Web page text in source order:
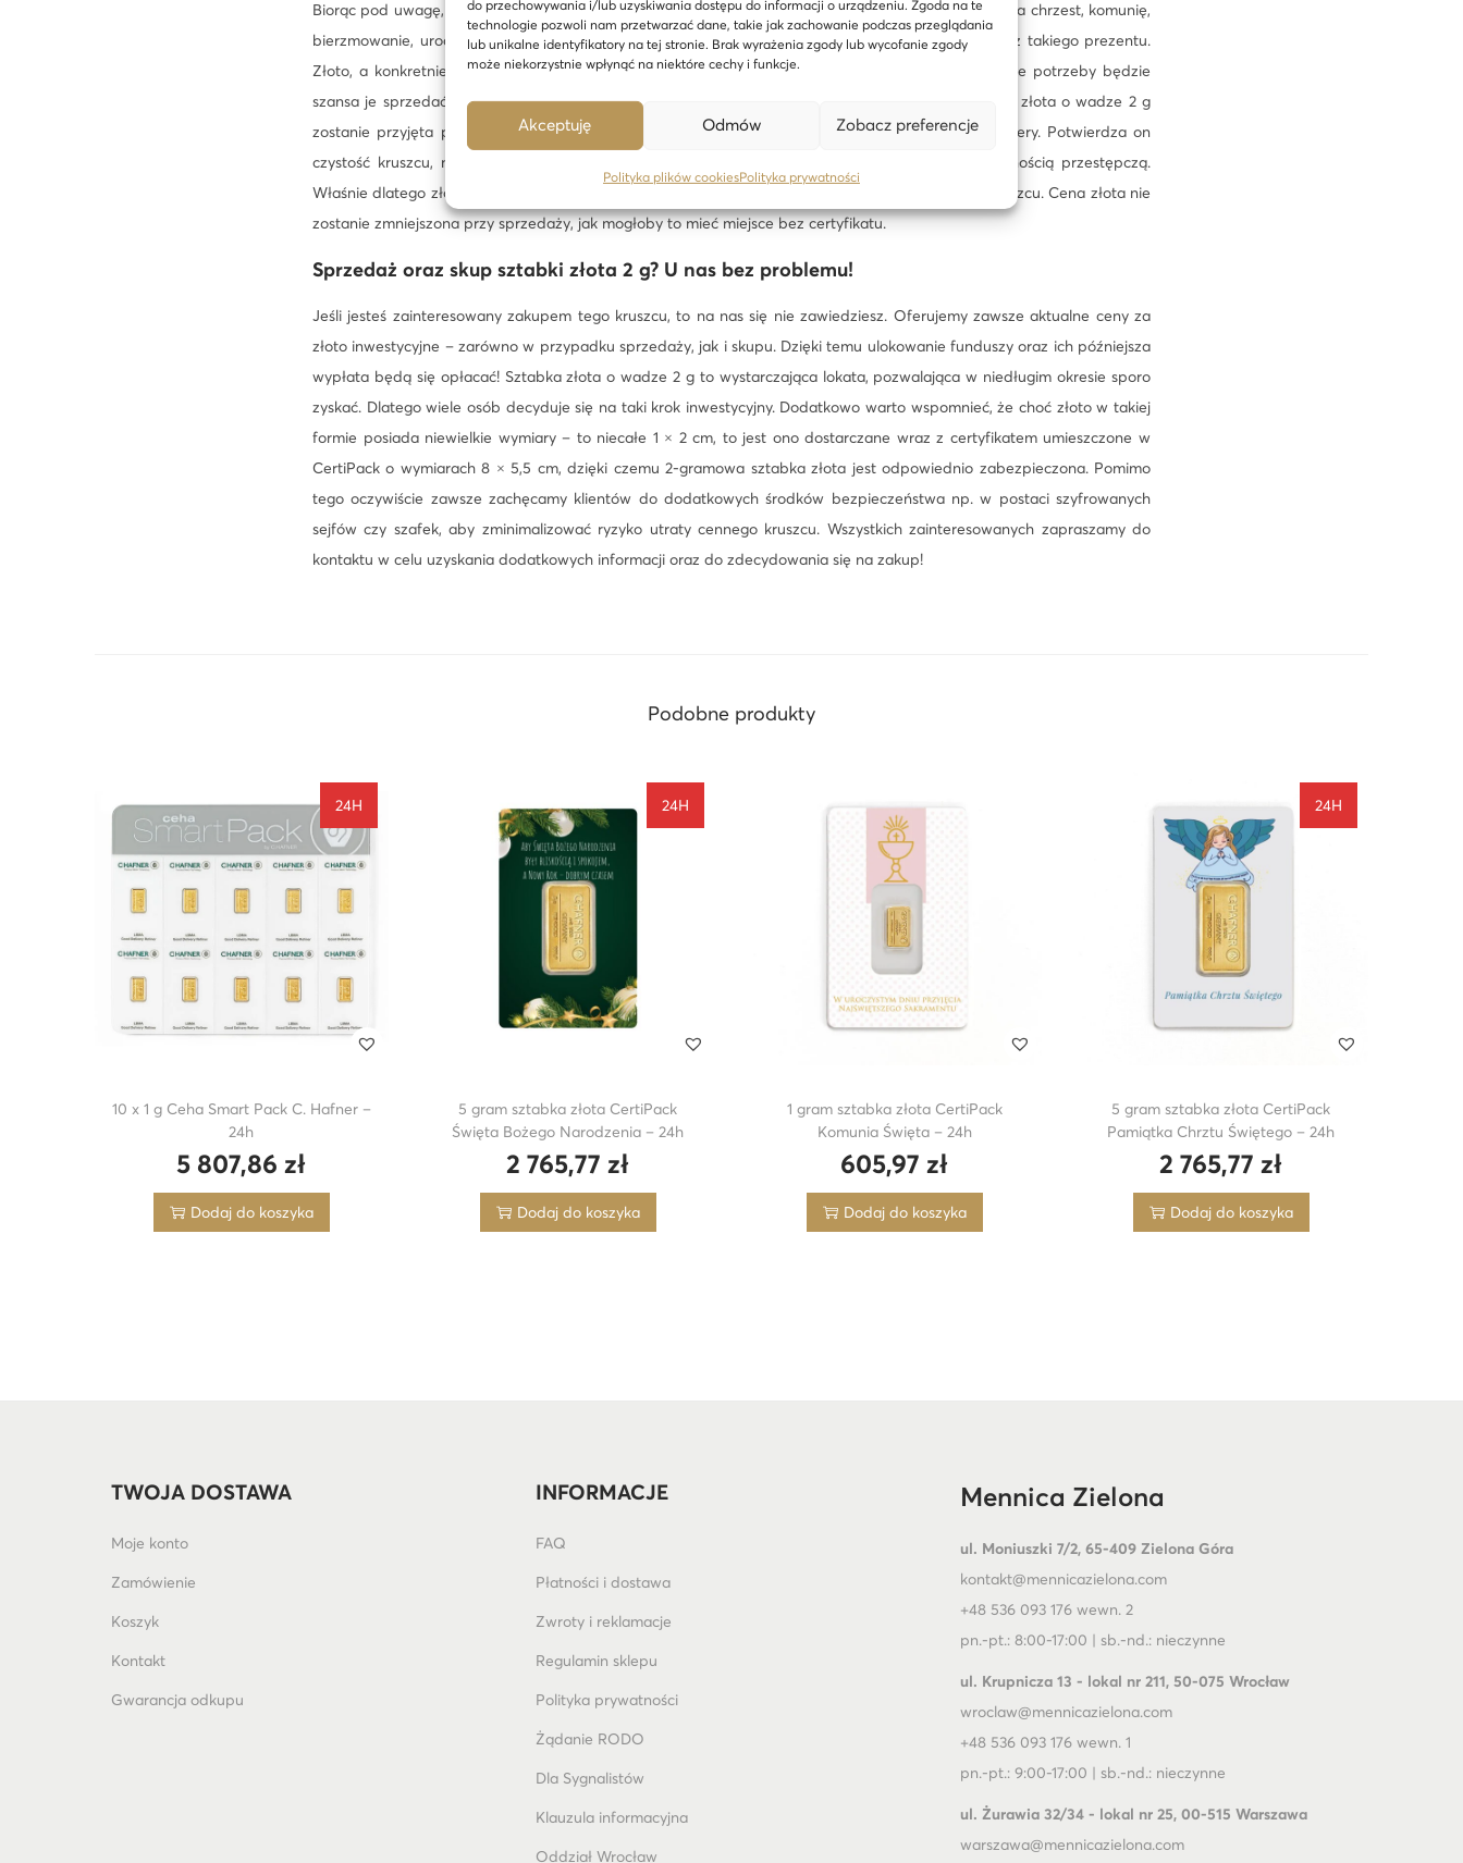
do przechowywania i/lub uzyskiwania dostępu do informacji o urządzeniu. Zgoda na te
technologie pozwoli nam przetwarzać dane, takie jak zachowanie podczas przeglądania
lub unikalne identyfikatory na tej stronie. Brak wyrażenia zgody lub wycofanie zgody
może niekorzystnie wpłynąć na niektóre cechy i funkcje.
Akceptuję Odmów Zobacz preferencje
Polityka plików cookiesPolityka prywatności
Biorąc pod uwagę, ile kosztuje sztabka złota o wadze 2 g, można wręczyć ją na wyjątkowe okazje: na chrzest, komunię,
bierzmowanie, urodziny czy inne ważne wydarzenie. Obdarowana osoba z pewnością ucieszy się z takiego prezentu.
Złoto, a konkretnie prezentowana sztabka 2 g, może stanowić niezapomnianą pamiątkę, a w razie potrzeby będzie
szansa je sprzedać i nawet na nim sporo zyskać. Warto wiedzieć, że oferowana przez nas sztabka złota o wadze 2 g
zostanie przyjęta przez każdy skup na całym świecie — to zasługa certyfikatu LBMA Good Delivery. Potwierdza on
czystość kruszcu, numer seryny sztabki, a także gwarantuje brak powiązania produktu z działalnością przestępczą.
Właśnie dlatego złoto może zostać sprzedane dokładnie za tyle, ile faktycznie kosztuje 2 g tego kruszcu. Cena złota nie
zostanie zmniejszona przy sprzedaży, jak mogłoby to mieć miejsce bez certyfikatu.
Sprzedaż oraz skup sztabki złota 2 g? U nas bez problemu!
Jeśli jesteś zainteresowany zakupem tego kruszcu, to na nas się nie zawiedziesz. Oferujemy zawsze aktualne ceny za
złoto inwestycyjne – zarówno w przypadku sprzedaży, jak i skupu. Dzięki temu ulokowanie funduszy oraz ich późniejsza
wypłata będą się opłacać! Sztabka złota o wadze 2 g to wystarczająca lokata, pozwalająca w niedługim okresie sporo
zyskać. Dlatego wiele osób decyduje się na taki krok inwestycyjny. Dodatkowo warto wspomnieć, że choć złoto w takiej
formie posiada niewielkie wymiary – to niecałe 1 × 2 cm, to jest ono dostarczane wraz z certyfikatem umieszczone w
CertiPack o wymiarach 8 × 5,5 cm, dzięki czemu 2-gramowa sztabka złota jest odpowiednio zabezpieczona. Pomimo
tego oczywiście zawsze zachęcamy klientów do dodatkowych środków bezpieczeństwa np. w postaci szyfrowanych
sejfów czy szafek, aby zminimalizować ryzyko utraty cennego kruszcu. Wszystkich zainteresowanych zapraszamy do
kontaktu w celu uzyskania dodatkowych informacji oraz do zdecydowania się na zakup!
Podobne produkty
10 x 1 g Ceha Smart Pack C. Hafner –
24h
5 807,86zł
24H
Dodaj do koszyka
5 gram sztabka złota CertiPack
Święta Bożego Narodzenia – 24h
2 765,77zł
24H
Dodaj do koszyka
1 gram sztabka złota CertiPack
Komunia Święta – 24h
605,97zł
Dodaj do koszyka
5 gram sztabka złota CertiPack
Pamiątka Chrztu Świętego – 24h
2 765,77zł
24H
Dodaj do koszyka
TWOJA DOSTAWA
Moje konto
Zamówienie
Koszyk
Kontakt
Gwarancja odkupu
INFORMACJE
FAQ
Płatności i dostawa
Zwroty i reklamacje
Regulamin sklepu
Polityka prywatności
Żądanie RODO
Dla Sygnalistów
Klauzula informacyjna
Oddział Wrocław
Mennica Zielona
ul. Moniuszki 7/2, 65-409 Zielona Góra
kontakt@mennicazielona.com
+48 536 093 176 wewn. 2
pn.-pt.: 8:00-17:00 | sb.-nd.: nieczynne
ul. Krupnicza 13 - lokal nr 211, 50-075 Wrocław
wroclaw@mennicazielona.com
+48 536 093 176 wewn. 1
pn.-pt.: 9:00-17:00 | sb.-nd.: nieczynne
ul. Żurawia 32/34 - lokal nr 25, 00-515 Warszawa
warszawa@mennicazielona.com